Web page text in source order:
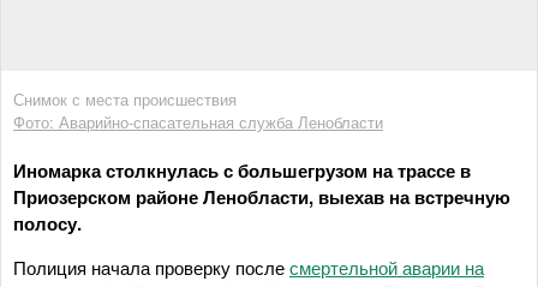
Снимок с места происшествия
Фото: Аварийно-спасательная служба Ленобласти
Иномарка столкнулась с большегрузом на трассе в
Приозерском районе Ленобласти, выехав на встречную
полосу.
Полиция начала проверку послесмертельной аварии на